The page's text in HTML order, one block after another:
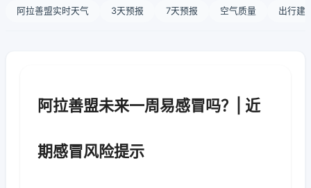
阿拉善盟实时天气 3天预报 7天预报 空气质量 出行建
阿拉善盟未来一周易感冒吗？| 近
期感冒风险提示